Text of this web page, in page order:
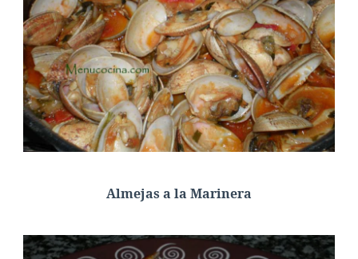
Almejas a la Marinera